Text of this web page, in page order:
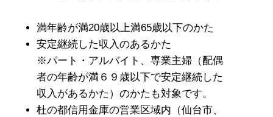
満年齢が満20歳以上満65歳以下のかた
安定継続した収入のあるかた
※パート・アルバイト、専業主婦（配偶
者の年齢が満６９歳以下で安定継続した
収入があるかた）のかたも対象です。
杜の都信用金庫の営業区域内（仙台市、